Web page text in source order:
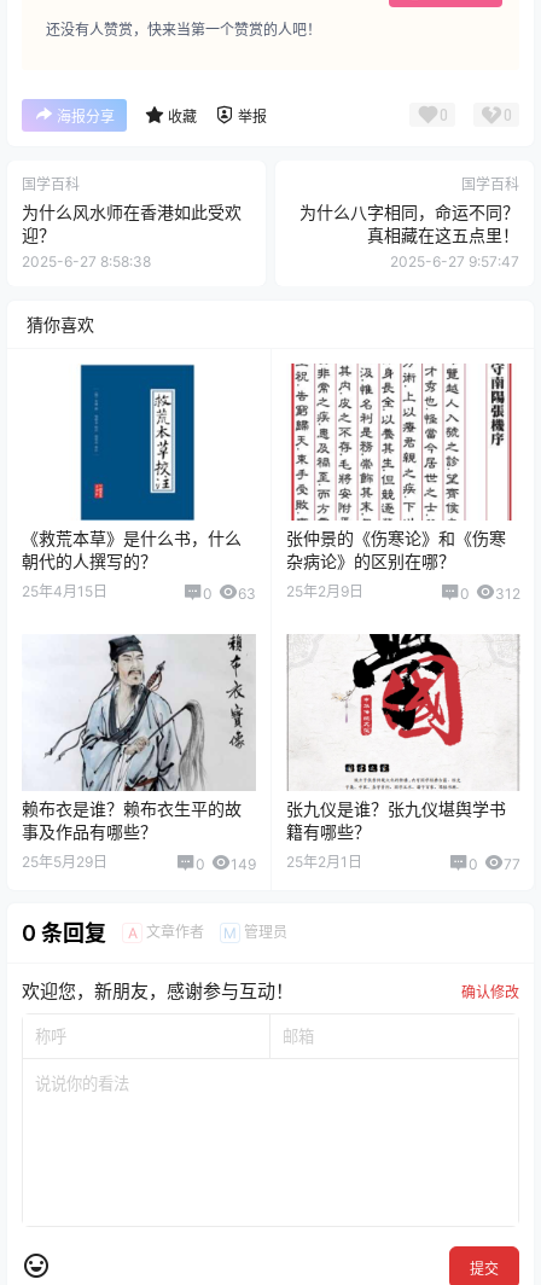
还没有人赞赏，快来当第一个赞赏的人吧！
海报分享 收藏 举报 0 0
国学百科
为什么风水师在香港如此受欢
迎？
2025-6-27 8:58:38
国学百科
为什么八字相同，命运不同？
真相藏在这五点里！
2025-6-27 9:57:47
猜你喜欢
《救荒本草》是什么书，什么
朝代的人撰写的？
25年4月15日 0 63
张仲景的《伤寒论》和《伤寒
杂病论》的区别在哪？
25年2月9日 0 312
赖布衣是谁？赖布衣生平的故
事及作品有哪些？
25年5月29日 0 149
张九仪是谁？张九仪堪舆学书
籍有哪些？
25年2月1日 0 77
0 条回复 A 文章作者 M 管理员
欢迎您，新朋友，感谢参与互动！ 确认修改
提交